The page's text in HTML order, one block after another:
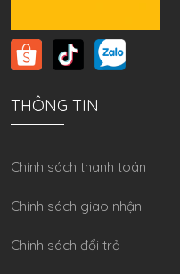
THÔNG TIN
Chính sách thanh toán
Chính sách giao nhận
Chính sách đổi trả